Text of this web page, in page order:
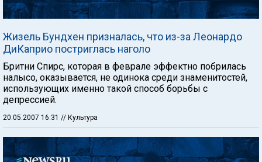
Жизель Бундхен призналась, что из-за Леонардо
ДиКаприо постриглась наголо
Бритни Спирс, которая в феврале эффектно побрилась
налысо, оказывается, не одинока среди знаменитостей,
использующих именно такой способ борьбы с
депрессией.
20.05.2007 16:31 // Культура